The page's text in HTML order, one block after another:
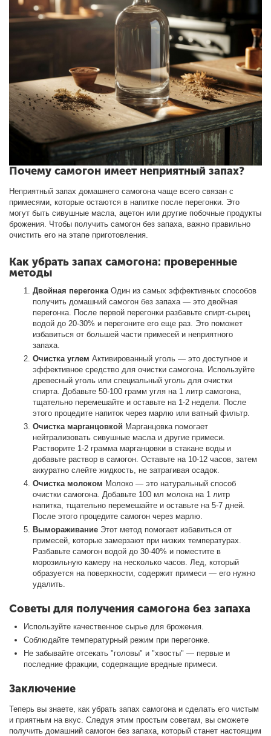
Почему самогон имеет неприятный запах?
Неприятный запах домашнего самогона чаще всего связан с
примесями, которые остаются в напитке после перегонки. Это
могут быть сивушные масла, ацетон или другие побочные продукты
брожения. Чтобы получить самогон без запаха, важно правильно
очистить его на этапе приготовления.
Как убрать запах самогона: проверенные
методы
Двойная перегонкаОдин из самых эффективных способов
получить домашний самогон без запаха — это двойная
перегонка. После первой перегонки разбавьте спирт-сырец
водой до 20-30% и перегоните его еще раз. Это поможет
избавиться от большей части примесей и неприятного
запаха.
Очистка углем Активированный уголь — это доступное и
эффективное средство для очистки самогона. Используйте
древесный уголь или специальный уголь для очистки
спирта. Добавьте 50-100 грамм угля на 1 литр самогона,
тщательно перемешайте и оставьте на 1-2 недели. После
этого процедите напиток через марлю или ватный фильтр.
Очистка марганцовкой Марганцовка помогает
нейтрализовать сивушные масла и другие примеси.
Растворите 1-2 грамма марганцовки в стакане воды и
добавьте раствор в самогон. Оставьте на 10-12 часов, затем
аккуратно слейте жидкость, не затрагивая осадок.
Очистка молоком Молоко — это натуральный способ
очистки самогона. Добавьте 100 мл молока на 1 литр
напитка, тщательно перемешайте и оставьте на 5-7 дней.
После этого процедите самогон через марлю.
Вымораживание Этот метод помогает избавиться от
примесей, которые замерзают при низких температурах.
Разбавьте самогон водой до 30-40% и поместите в
морозильную камеру на несколько часов. Лед, который
образуется на поверхности, содержит примеси — его нужно
удалить.
Советы для получения самогона без запаха
Используйте качественное сырье для брожения.
Соблюдайте температурный режим при перегонке.
Не забывайте отсекать "головы" и "хвосты" — первые и
последние фракции, содержащие вредные примеси.
Заключение
Теперь вы знаете, как убрать запах самогона и сделать его чистым
и приятным на вкус. Следуя этим простым советам, вы сможете
получить домашний самогон без запаха, который станет настоящим